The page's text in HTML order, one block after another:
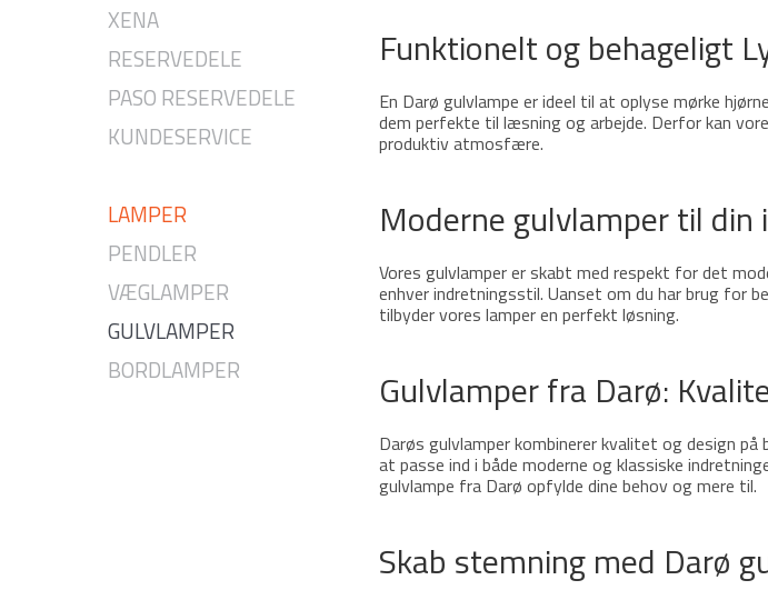
XENA
RESERVEDELE
PASO RESERVEDELE
KUNDESERVICE
LAMPER
PENDLER
VÆGLAMPER
GULVLAMPER
BORDLAMPER
Funktionelt og behageligt
En Darø gulvlampe er ideel til at oplyse mørke
dem perfekte til læsning og arbejde. Derfor kan
produktiv atmosfære.
Moderne gulvlamper til din
Vores gulvlamper er skabt med respekt for det
enhver indretningsstil. Uanset om du har brug for
tilbyder vores lamper en perfekt løsning.
Gulvlamper fra Darø:
Darøs gulvlamper kombinerer kvalitet og design
at passe ind i både moderne og klassiske
gulvlampe fra Darø opfylde dine behov og mere til.
Skab stemning med Darø